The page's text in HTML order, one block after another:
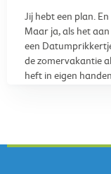
Jij hebt een plan.
Maar ja, als het aan
een
de zomervakantie
heft in eigen